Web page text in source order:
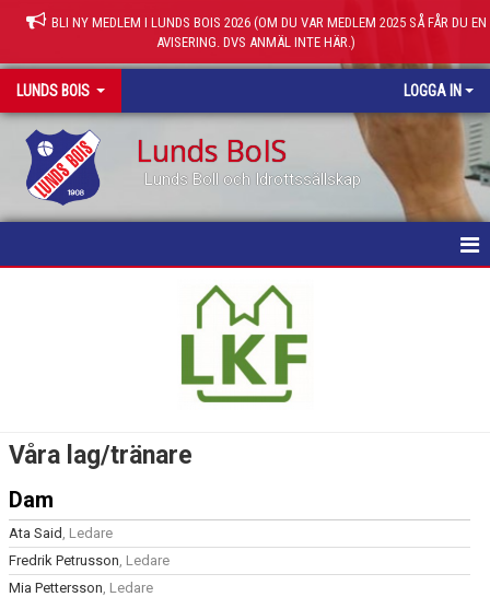
BLI NY MEDLEM I LUNDS BOIS 2026 (OM DU VAR MEDLEM 2025 SÅ FÅR DU EN
AVISERING. DVS ANMÄL INTE HÄR.)
LUNDS BOIS LOGGA IN
Lunds BoIS
Lunds Boll och Idrottssällskap
LOKALER
VÅRA LAG/TRÄNARE
Våra lag/tränare
Dam
Ata Said , Ledare
Fredrik Petrusson, Ledare
Mia Pettersson, Ledare